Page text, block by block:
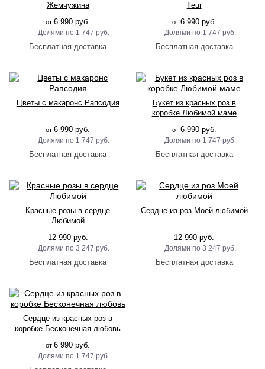
Жемчужина
от6 990 руб.
1 747 руб.
fleur
от 6 990 руб.
1 747 руб.
Цветы с макаронс Рапсодия
от6 990 руб.
1 747 руб.
Букет из красных роз в
коробке Любимой маме
от 6 990 руб.
1 747 руб.
Красные розы в сердце
Любимой
12 990 руб.
3 247 руб.
Сердце из роз Моей любимой
12 990 руб.
3 247 руб.
Сердце из красных роз в
коробке Бесконечная любовь
от6 990 руб.
1 747 руб.